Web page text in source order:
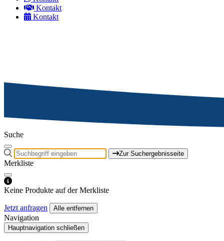
Kontakt
Kontakt
Suche
Zur Suchergebnisseite
Merkliste
Keine Produkte auf der Merkliste
Jetzt anfragen Alle entfernen
Navigation
Hauptnavigation schließen